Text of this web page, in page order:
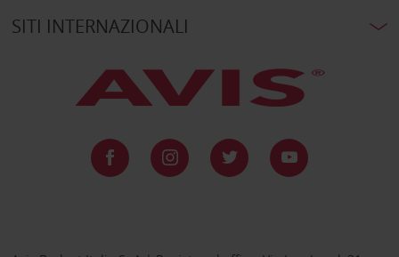
SITI INTERNAZIONALI